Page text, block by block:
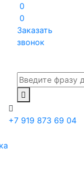
0
0
Заказать
звонок
+7 919 873 69 04